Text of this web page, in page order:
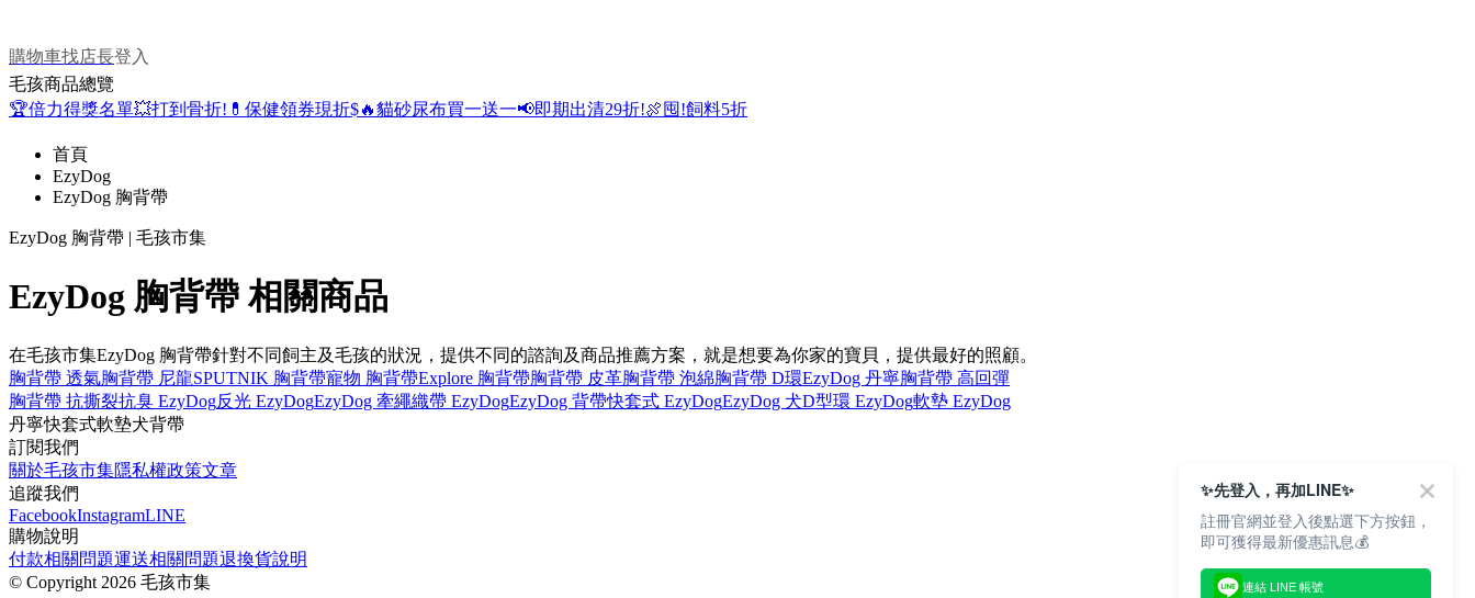
購物車找店長登入
毛孩商品總覽
🏆倍力得獎名單💥打到骨折! 💊保健領券現折$🔥貓砂尿布買一送一📢即期出清29折!🍖囤!飼料5折
首頁
EzyDog
EzyDog 胸背帶
EzyDog 胸背帶 | 毛孩市集
EzyDog 胸背帶 相關商品
在毛孩市集EzyDog 胸背帶針對不同飼主及毛孩的狀況，提供不同的諮詢及商品推薦方案，就是想要為你家的寶貝，提供最好的照顧。
胸背帶 透氣胸背帶 尼龍SPUTNIK 胸背帶寵物 胸背帶Explore 胸背帶胸背帶 皮革胸背帶 泡綿胸背帶 D環EzyDog 丹寧胸背帶 高回彈
胸背帶 抗撕裂抗臭 EzyDog反光 EzyDogEzyDog 牽繩織帶 EzyDogEzyDog 背帶快套式 EzyDogEzyDog 犬D型環 EzyDog軟墊 EzyDog
丹寧快套式軟墊犬背帶
訂閱我們
關於毛孩市集隱私權政策文章
追蹤我們
FacebookInstagramLINE
購物說明
付款相關問題運送相關問題退換貨說明
© Copyright 2026 毛孩市集
✨先登入，再加LINE✨
註冊官網並登入後點選下方按鈕，
即可獲得最新優惠訊息💰
連結 LINE 帳號